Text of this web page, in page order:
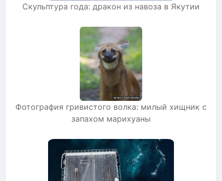
Скульптура года: дракон из навоза в Якутии
Фотография гривистого волка: милый хищник с
запахом марихуаны